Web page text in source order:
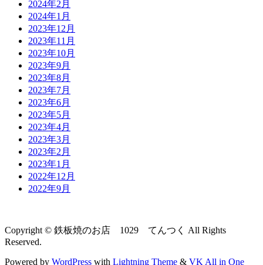
2024年2月
2024年1月
2023年12月
2023年11月
2023年10月
2023年9月
2023年8月
2023年7月
2023年6月
2023年5月
2023年4月
2023年3月
2023年2月
2023年1月
2022年12月
2022年9月
Copyright © 鉄板焼のお店 1029 てんつく All Rights
Reserved.
Powered by WordPress with Lightning Theme & VK All in One